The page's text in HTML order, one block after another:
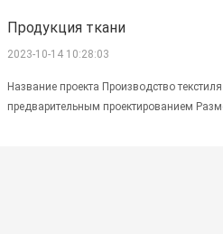
Продукция ткани
2023-10-14 10:28:03
Название проекта Производство
предварительным проектированием